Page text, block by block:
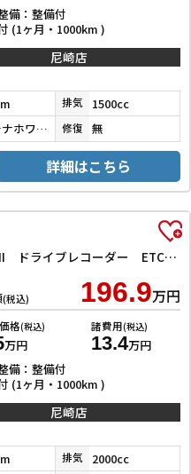
備：整備付
(1ヶ月・1000km )
尼崎店
排気 1500cc
プラチナホワイトパール 修復 無
詳細はこちら
ハイウェイスター VセレクションII ドライブレコーダー ETC バックカメラ サイドカメラ ナビ TV クリアランスソナー オートクルーズコントロール パークアシスト 衝突被害軽減システム 両側電動スライドドア オートライト
(税込) 196.9万円
格(税込)
万円
諸費用(税込)
13.4万円
備：整備付
(1ヶ月・1000km )
尼崎店
排気 2000cc